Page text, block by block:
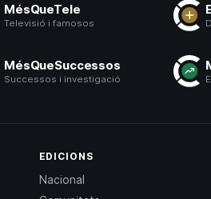
MésQueTele
Televisió i famosos
MésQueSuccessos
Successos i investigació
EDICIONS
Nacional